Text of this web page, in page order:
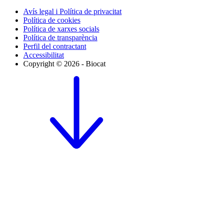
Avís legal i Política de privacitat
Política de cookies
Política de xarxes socials
Política de transparència
Perfil del contractant
Accessibilitat
Copyright © 2026 - Biocat